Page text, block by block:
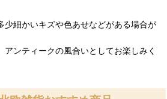
少細かいキズや色あせなどがある場合が
ンティークの風合いとしてお楽しみく